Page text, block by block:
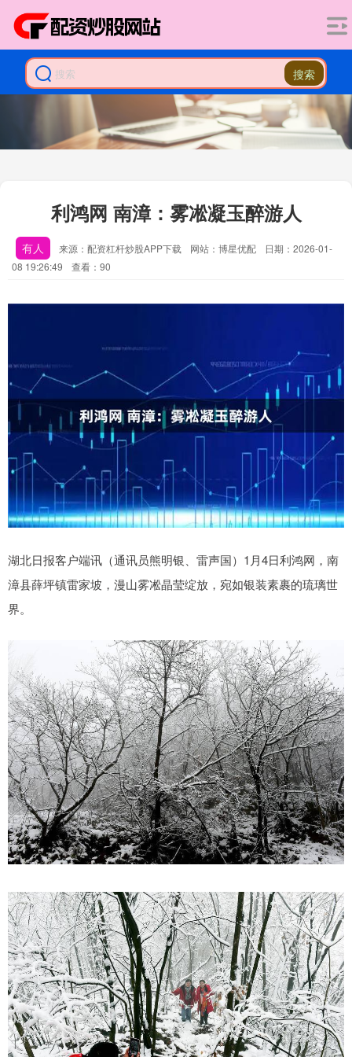
搜索
利鸿网 南漳：雾凇凝玉醉游人
有人 来源：配资杠杆炒股APP下载 网站：博星优配
日期：2026-01-
08 19:26:49
查看：90
湖北日报客户端讯（通讯员熊明银、雷声国）1月4日利鸿网，南
漳县薛坪镇雷家坡，漫山雾凇晶莹绽放，宛如银装素裹的琉璃世
界。